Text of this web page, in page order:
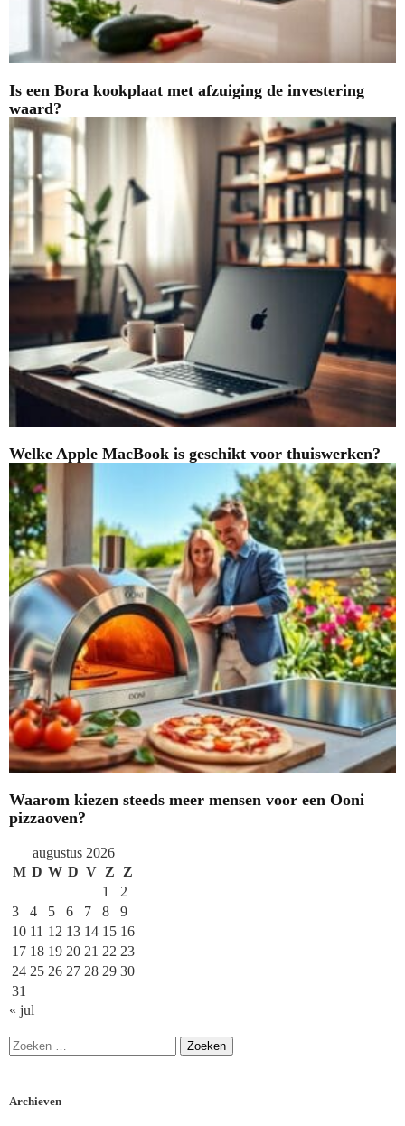
Is een Bora kookplaat met afzuiging de investering
waard?
Welke Apple MacBook is geschikt voor thuiswerken?
Waarom kiezen steeds meer mensen voor een Ooni
pizzaoven?
augustus 2026
M D W D V Z
Z
1
2
3
4 5 6 7 8
9
10 11 12 13 14 15 16
17 18 19 20 21 22 23
24 25 26 27 28 29 30
31
« jul
Archieven